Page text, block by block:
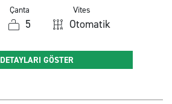
Çanta
5
Vites
Otomatik
DETAYLARI GÖSTER